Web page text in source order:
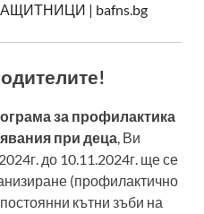
| bafns.bg
за профилактика
при деца, Ви
до 10.11.2024г. ще се
(профилактично
кътни зъби на